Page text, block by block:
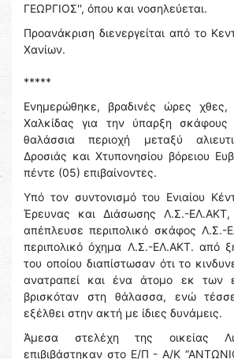
ΓΕΩΡΓΙΟΣ'', όπου και νοσηλεύεται.
Προανάκριση διενεργείται από το
Χανίων.
*****
Ενημερώθηκε, βραδινές ώρες χθες,
Χαλκίδας για την ύπαρξη
θαλάσσια περιοχή μεταξύ
Δροσιάς και Χτυπονησίου βόρειου
πέντε (05) επιβαίνοντες.
Υπό τον συντονισμό του Ενιαίου
Έρευνας και Διάσωσης Λ.Σ.-ΕΛ.ΑΚΤ,
απέπλευσε περιπολικό σκάφος
περιπολικό όχημα Λ.Σ.-ΕΛ.ΑΚΤ. από
του οποίου διαπίστωσαν ότι το
ανατραπεί και ένα άτομο εκ των
βρισκόταν στη θάλασσα, ενώ
εξέλθει στην ακτή με ίδιες δυνάμεις.
Άμεσα στελέχη της οικείας
επιβιβάστηκαν στο Ε/Π - Α/Κ